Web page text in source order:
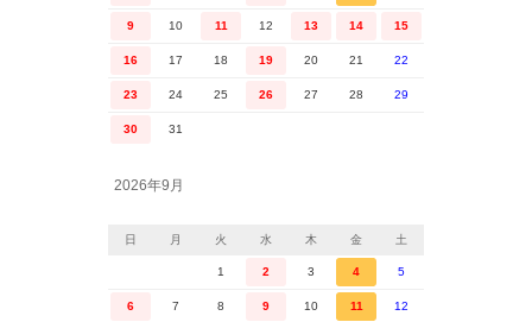
9 10 11 12 13 14 15
16 17 18 19 20 21 22
23 24 25 26 27 28 29
30 31
2026年9月
日 月 火 水 木 金 土
1 2 3 4 5
6 7 8 9 10 11 12